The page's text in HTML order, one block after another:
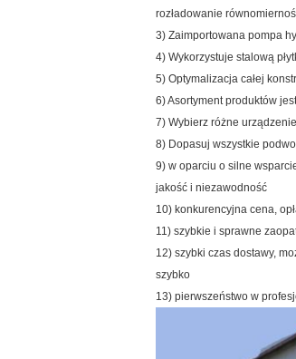
rozładowanie
3) Zaimportowana pompa
4) Wykorzystuje stalową
5) Optymalizacja całej
6) Asortyment produktów
7) Wybierz różne
8) Dopasuj wszystkie
9) w oparciu o silne
jakość i niezawodność
10) konkurencyjna cena,
11) szybkie i sprawne
12) szybki czas dostawy,
szybko
13) pierwszeństwo w